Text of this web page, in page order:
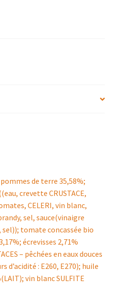
de terre 35,58%;
crevette CRUSTACE,
CELERI, vin blanc,
sel, sauce(vinaigre
sel)); tomate concassée bio
écrevisses 2,71%
– pêchées en eaux douces
d’acidité : E260, E270); huile
vin blanc SULFITE